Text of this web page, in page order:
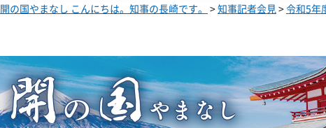
開の国やまなし こんにちは。知事の長崎です。 >知事記者会見>令和5年